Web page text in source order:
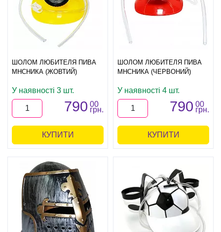
ШОЛОМ ЛЮБИТЕЛЯ ПИВА
МНСНИКА (ЖОВТИЙ)
У наявності 3 шт.
790 00
грн.
КУПИТИ
ШОЛОМ ЛЮБИТЕЛЯ ПИВА
МНСНИКА (ЧЕРВОНИЙ)
У наявності 4 шт.
790 00
грн.
КУПИТИ